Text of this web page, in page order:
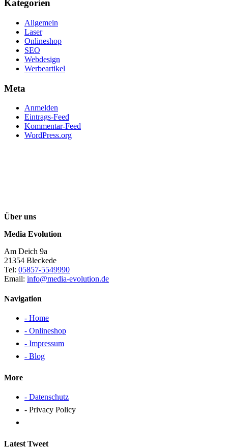
Kategorien
Allgemein
Laser
Onlineshop
SEO
Webdesign
Werbeartikel
Meta
Anmelden
Eintrags-Feed
Kommentar-Feed
WordPress.org
Über uns
Media Evolution
Am Deich 9a
21354 Bleckede
Tel: 05857-5549990
Email: info@media-evolution.de
Navigation
- Home
- Onlineshop
- Impressum
- Blog
More
- Datenschutz
- Privacy Policy
Latest Tweet